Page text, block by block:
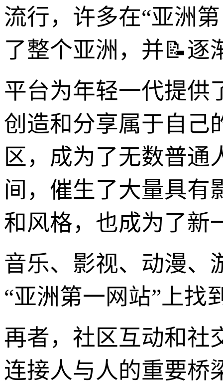
流行，许多在“亚洲
了整个亚洲，并📝逐
平台为年轻一代提供
创造和分享属于自己
区，成为了无数普通
间，催生了大量具有
和风格，也成为了新
音乐、影视、动漫、
“亚洲第一网站”上找
再者，社区互动和社
连接人与人的重要桥